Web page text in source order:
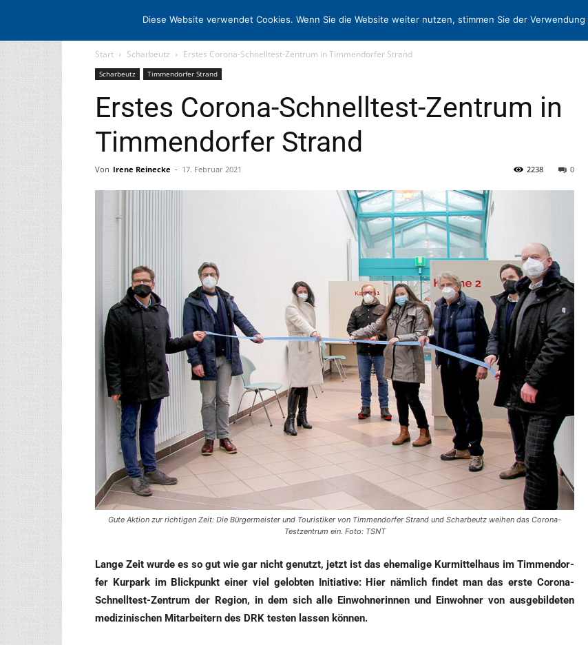
STARTSEITE ARCHIV MEDIADATEN KONTAKT
Start Scharbeutz Erstes Corona-Schnelltest-Zentrum in Timmendorfer Strand
Scharbeutz Timmendorfer Strand
Erstes Corona-Schnelltest-Zentrum in
Timmendorfer Strand
Von Irene Reinecke - 17. Februar 2021 0
2238
Gute Aktion zur richtigen Zeit: Die Bürgermeister und Touristiker von Timmendorfer Strand und Scharbeutz weihen das Corona-
Testzentrum ein. Foto: TSNT
Lan­ge Zeit wur­de es so gut wie gar nicht genutzt, jetzt ist das ehe­ma­li­ge Kur­mit­tel­haus im Tim­men­dor­
fer Kur­park im Blick­punkt einer viel gelob­ten Initia­ti­ve: Hier näm­lich fin­det man das ers­te Coro­na-
Schnell­test-Zen­trum der Regi­on, in dem sich alle Ein­woh­ne­rin­nen und Ein­woh­ner von aus­ge­bil­de­ten
medi­zi­ni­schen Mit­ar­bei­tern des DRK tes­ten las­sen können.
Diese Website verwendet Cookies. Wenn Sie die Website weiter nutzen, stimmen Sie der Verwendung